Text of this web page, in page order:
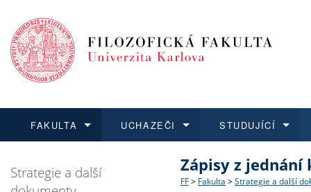
FAKULTA
Struktura a historie
UCHAZEČI
Co studovat a jak se
STUDUJÍCÍ
Bakalářské a magisterské
O vědě a výzkumu na FF
Aktuální nabídky a
Strategie a další
Zápisy z jednání
FF > Fakulta > Strategie a další